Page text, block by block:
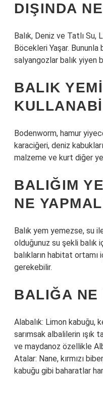
DIŞINDA
Balık, Deniz ve Tatlı Su,
Böcekleri Yaşar.
salyangozlar balık yiyen
BALIK
Bodenworm, hamur
karaciğeri, deniz
malzeme ve kurt diğer
BALIĞIM
NE
Balık yem yemezse, su
olduğunuz su şekli balık
balıkların habitat ortamı
gerekebilir.
BALIĞA NE
Alabalık: Limon kabuğu,
sarımsak albalilerin ışık
ve maydanoz özellikle
Atalar: Nane, kırmızı
kabuğu gibi baharatlar